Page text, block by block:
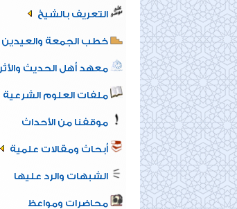
التعريف بالشيخ
خطب الجمعة والعيدين
معهد أهل الحديث والأثر
ملفات العلوم الشرعية
موقفنا من الأحداث
أبحاث ومقالات علمية
الشبهات والرد عليها
محاضرات ومواعظ